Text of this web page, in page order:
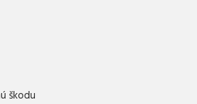
škodu